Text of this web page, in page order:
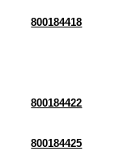
800184418
800184422
800184425